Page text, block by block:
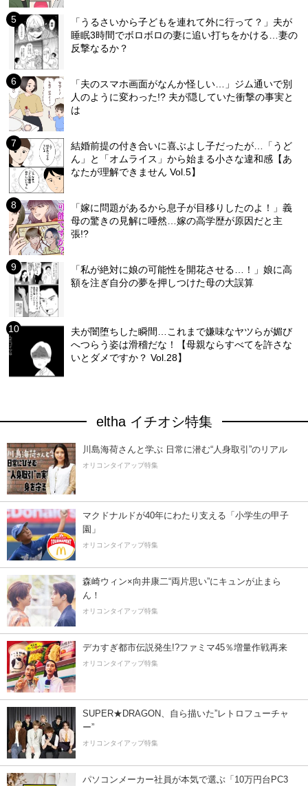
「うるさいから子どもを連れて外に行って？」夫が
睡眠3時間でボロボロの妻に追い打ちをかける…妻の
反撃なるか？
「夫のスマホ画面がなんか怪しい…」ジム通いで別
人のように変わった!? 夫が隠していた衝撃の事実と
は
結婚前提の付き合いに喜ぶよし子だったが…「うど
ん」と「オムライス」から始まる小さな違和感【あ
なたが理解できません Vol.5】
「嫁に問題があるから息子が目移りしたのよ！」義
母の驚きの見解に唖然…嫁の高学歴が原因だと主
張!?
「私が絶対に娘の可能性を開花させる…！」娘に高
額を注ぎ自分の夢を押しつけた母の大誤算
夫が闇堕ちした瞬間…これまで嫌味なヤツらが媚び
へつらう姿は滑稽だな！【母親ならすべてを許さな
いとダメですか？ Vol.28】
eltha イチオシ特集
川島海荷さんと学ぶ 日常に潜む“人身取引”のリアル
オリコンタイアップ特集
マクドナルドが40年にわたり支える「小学生の甲子
園」
オリコンタイアップ特集
森崎ウィン×向井康二“両片思い”にキュンが止まら
ん！
オリコンタイアップ特集
デカすぎ都市伝説発生!?ファミマ45％増量作戦再来
オリコンタイアップ特集
SUPER★DRAGON、自ら描いた”レトロフューチャ
ー”
オリコンタイアップ特集
パソコンメーカー社員が本気で選ぶ「10万円台PC3